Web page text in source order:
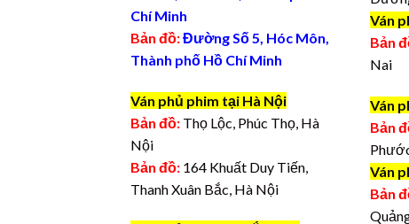
Chí Minh
Bản đồ:Đường Số 5, Hóc Môn,
Thành phố Hồ Chí Minh
Ván phủ phim tại Hà Nội
Bản đồ: Thọ Lộc, Phúc Thọ, Hà
Nội
Bản đồ: 164 Khuất Duy Tiến,
Thanh Xuân Bắc, Hà Nội
Ván
Bản
Nai
Ván
Bản
Ván
Bản